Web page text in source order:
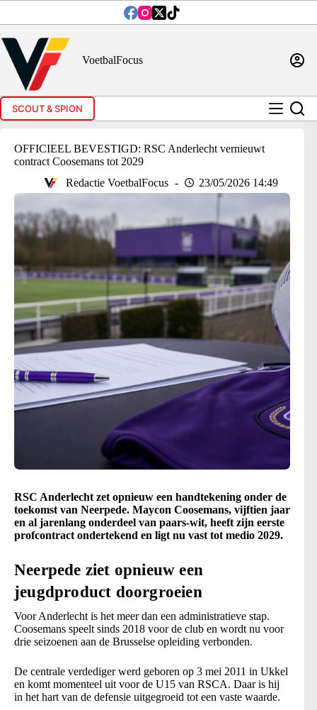
inhoud
VoetbalFocus
SCOUT & SPION
OFFICIEEL BEVESTIGD: RSC Anderlecht vernieuwt
contract Coosemans tot 2029
Redactie VoetbalFocus
23/05/2026 14:49
RSC Anderlecht zet opnieuw een handtekening onder de
toekomst van Neerpede. Maycon Coosemans, vijftien jaar
en al jarenlang onderdeel van paars-wit, heeft zijn eerste
profcontract ondertekend en ligt nu vast tot medio 2029.
Neerpede ziet opnieuw een
jeugdproduct doorgroeien
Voor Anderlecht is het meer dan een administratieve stap.
Coosemans speelt sinds 2018 voor de club en wordt nu voor
drie seizoenen aan de Brusselse opleiding verbonden.
De centrale verdediger werd geboren op 3 mei 2011 in Ukkel
en komt momenteel uit voor de U15 van RSCA. Daar is hij
in het hart van de defensie uitgegroeid tot een vaste waarde.